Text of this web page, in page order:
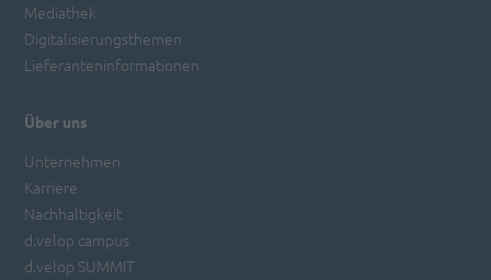
Mediathek
Digitalisierungsthemen
Lieferanteninformationen
Über uns
Unternehmen
Karriere
Nachhaltigkeit
d.velop campus
d.velop SUMMIT